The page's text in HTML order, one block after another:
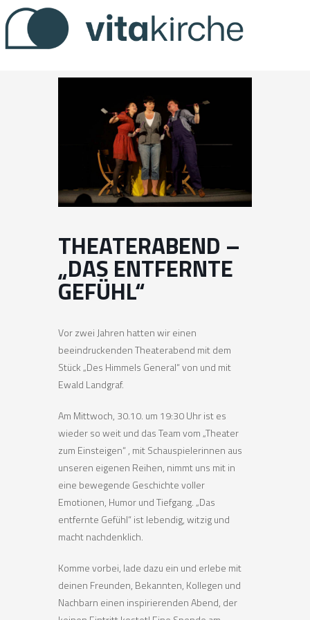
Zum
Inhalt
THEATERABEND –
„DAS ENTFERNTE
GEFÜHL“
Vor zwei Jahren hatten wir einen
beeindruckenden Theaterabend mit dem
Stück „Des Himmels General“ von und mit
Ewald Landgraf.
Am Mittwoch, 30.10. um 19:30 Uhr ist es
wieder so weit und das Team vom „Theater
zum Einsteigen“ , mit Schauspielerinnen aus
unseren eigenen Reihen, nimmt uns mit in
eine bewegende Geschichte voller
Emotionen, Humor und Tiefgang. „Das
entfernte Gefühl“ ist lebendig, witzig und
macht nachdenklich.
Komme vorbei, lade dazu ein und erlebe mit
deinen Freunden, Bekannten, Kollegen und
Nachbarn einen inspirierenden Abend, der